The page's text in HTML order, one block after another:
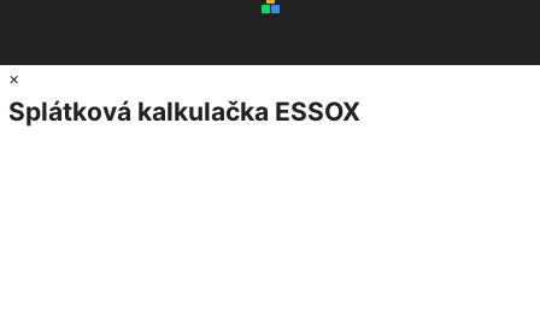
×
Splátková kalkulačka ESSOX